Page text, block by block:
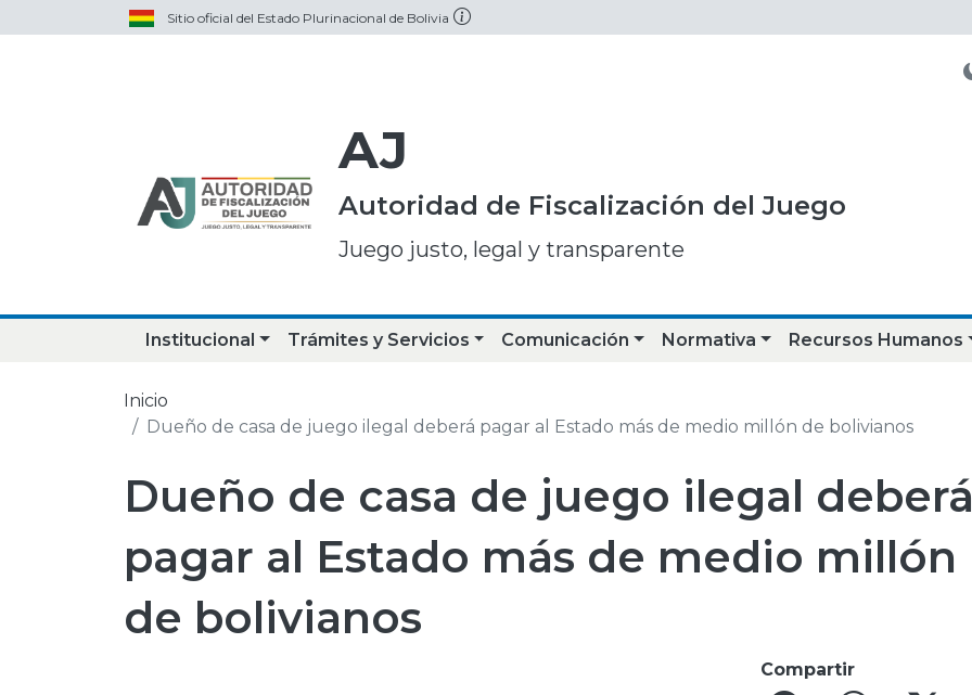
Sitio oficial del Estado Plurinacional de Bolivia
AJ
Autoridad de Fiscalización del Juego
Juego justo, legal y transparente
Institucional Trámites y Servicios Comunicación Normativa Recursos Humanos
Inicio
Dueño de casa de juego ilegal deberá pagar al Estado más de medio millón de bolivianos
Dueño de casa de juego ilegal
pagar al Estado más de medio millón
de bolivianos
Compartir